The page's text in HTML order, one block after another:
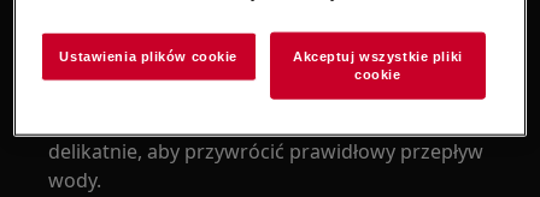
Zweryfikuj, czy dopływ wody do zmywarki nie
jest zatkany. Skontroluj węże dopływowe i
upewnij się, że nie ma na nich żadnych zatorów,
takich jak osad lub zanieczyszczenia. Jeśli
delikatnie, aby przywrócić prawidłowy przepływ
wody.
Ustawienia plików cookie
Akceptuj wszystkie pliki
cookie